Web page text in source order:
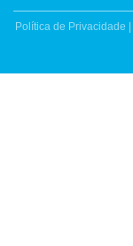
Política de Privacidade